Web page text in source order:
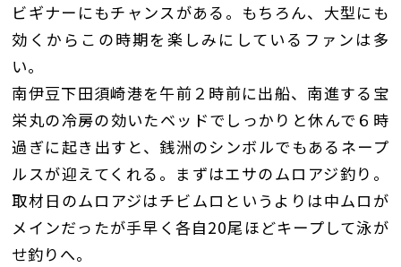
ビギナーにもチャンスがある。もちろん、大型にも
効くからこの時期を楽しみにしているファンは多
い。
南伊豆下田須崎港を午前２時前に出船、南進する宝
栄丸の冷房の効いたベッドでしっかりと休んで６時
過ぎに起き出すと、銭洲のシンボルでもあるネープ
ルスが迎えてくれる。まずはエサのムロアジ釣り。
取材日のムロアジはチビムロというよりは中ムロが
メインだったが手早く各自20尾ほどキープして泳が
せ釣りへ。